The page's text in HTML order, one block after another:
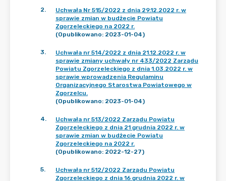
2.
Uchwała Nr 515/2022 z dnia 29.12.2022 r. w
sprawie zmian w budżecie Powiatu
Zgorzeleckiego na 2022 r.
(Opublikowano: 2023-01-04)
3.
Uchwała nr 514/2022 z dnia 21.12.2022 r. w
sprawie zmiany uchwały nr 433/2022 Zarządu
Powiatu Zgorzeleckiego z dnia 1.03.2022 r. w
sprawie wprowadzenia Regulaminu
Organizacyjnego Starostwa Powiatowego w
Zgorzelcu.
(Opublikowano: 2023-01-04)
4.
Uchwała nr 513/2022 Zarządu Powiatu
Zgorzeleckiego z dnia 21 grudnia 2022 r. w
sprawie zmian w budżecie Powiatu
Zgorzeleckiego na 2022 r.
(Opublikowano: 2022-12-27)
5.
Uchwała nr 512/2022 Zarządu Powiatu
Zgorzeleckiego z dnia 16 grudnia 2022 r. w